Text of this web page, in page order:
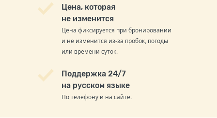
Цена, которая
не изменится
Цена фиксируется при бронировании
и не изменится из-за пробок, погоды
или времени суток.
Поддержка 24/7
на русском языке
По телефону и на сайте.